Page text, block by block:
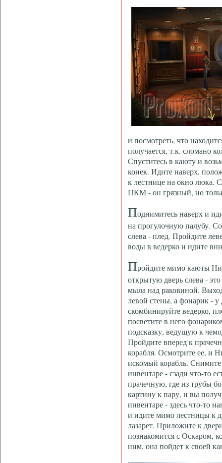
и посмотреть, что
получается, т.к. сломано
Спуститесь в каюту и
конек. Идите наверх,
к лестнице на окно люка.
ПКМ - он грязный, но
Поднимитесь наверх и
на прогулочную палубу.
слева - плед. Пройдите
воды в ведерко и идите
Пройдите мимо каюты
открытую дверь слева -
мыла над раковиной.
левой стены, а фонарик -
скомбинируйте ведерко,
посветите в него
подсказку, ведущую к
Пройдите вперед к
корабля. Осмотрите ее, и
искомый корабль.
инвентаре - сзади что-то
прачечную, где из трубы
картину к пару, и вы
инвентаре - здесь что-то
и идите мимо лестницы к
лазарет. Приложите к
познакомится с Оскаром,
ним, она пойдет к своей